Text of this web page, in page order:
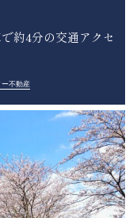
約4分の交通アクセ
ー不動産